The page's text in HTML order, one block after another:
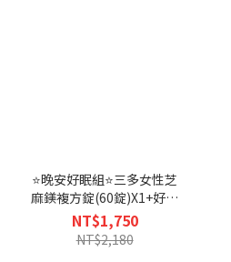
⭐晚安好眠組⭐三多女性芝
麻鎂複方錠(60錠)X1+好入
睡芝麻萃取物+色胺酸植物
性膠囊 (60粒)X2-恕不折抵
購物金
NT$1,750
NT$2,180